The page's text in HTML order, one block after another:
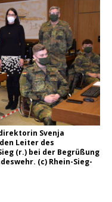
Svenja
Leiter des
(r.) bei der Begrüßung
(c) Rhein-Sieg-